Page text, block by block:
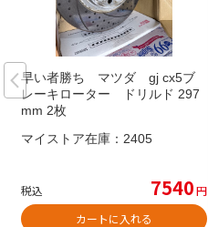
早い者勝ち マツダ gj cx5ブ
レーキローター ドリルド 297
mm 2枚
マイストア在庫： 2405
税込 7540円
カートに入れる